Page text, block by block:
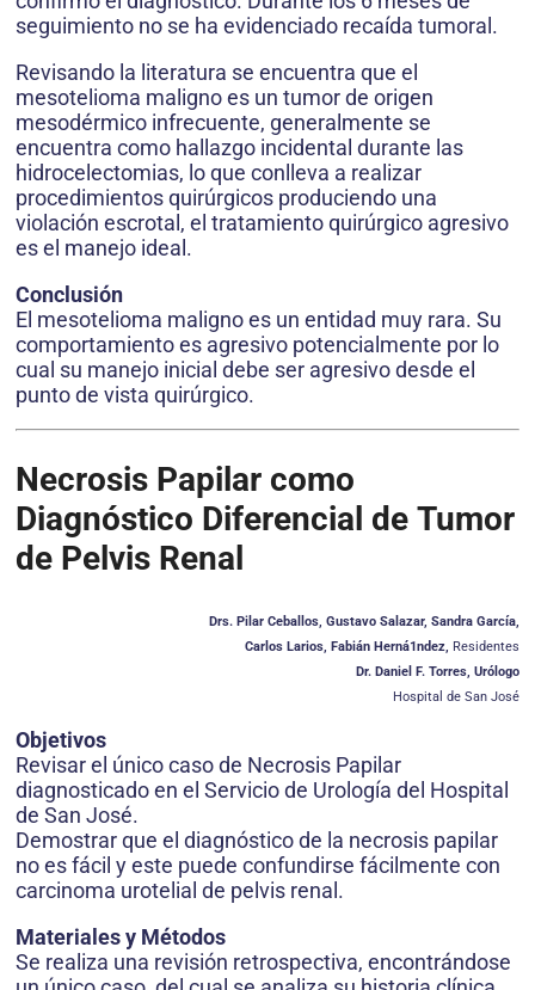
seguimiento no se ha evidenciado recaída tumoral.
Revisando la literatura se encuentra que el
mesotelioma maligno es un tumor de origen
mesodérmico infrecuente, generalmente se
encuentra como hallazgo incidental durante las
hidrocelectomias, lo que conlleva a realizar
procedimientos quirúrgicos produciendo una
violación escrotal, el tratamiento quirúrgico agresivo
es el manejo ideal.
Conclusión
El mesotelioma maligno es un entidad muy rara. Su
comportamiento es agresivo potencialmente por lo
cual su manejo inicial debe ser agresivo desde el
punto de vista quirúrgico.
Necrosis Papilar como
Diagnóstico Diferencial de Tumor
de Pelvis Renal
Drs. Pilar Ceballos, Gustavo Salazar, Sandra García,
Carlos Larios, Fabián Herná1ndez, Residentes
Dr. Daniel F. Torres, Urólogo
Hospital de San José
Objetivos
Revisar el único caso de Necrosis Papilar
diagnosticado en el Servicio de Urología del Hospital
de San José.
Demostrar que el diagnóstico de la necrosis papilar
no es fácil y este puede confundirse fácilmente con
carcinoma urotelial de pelvis renal.
Materiales y Métodos
Se realiza una revisión retrospectiva, encontrándose